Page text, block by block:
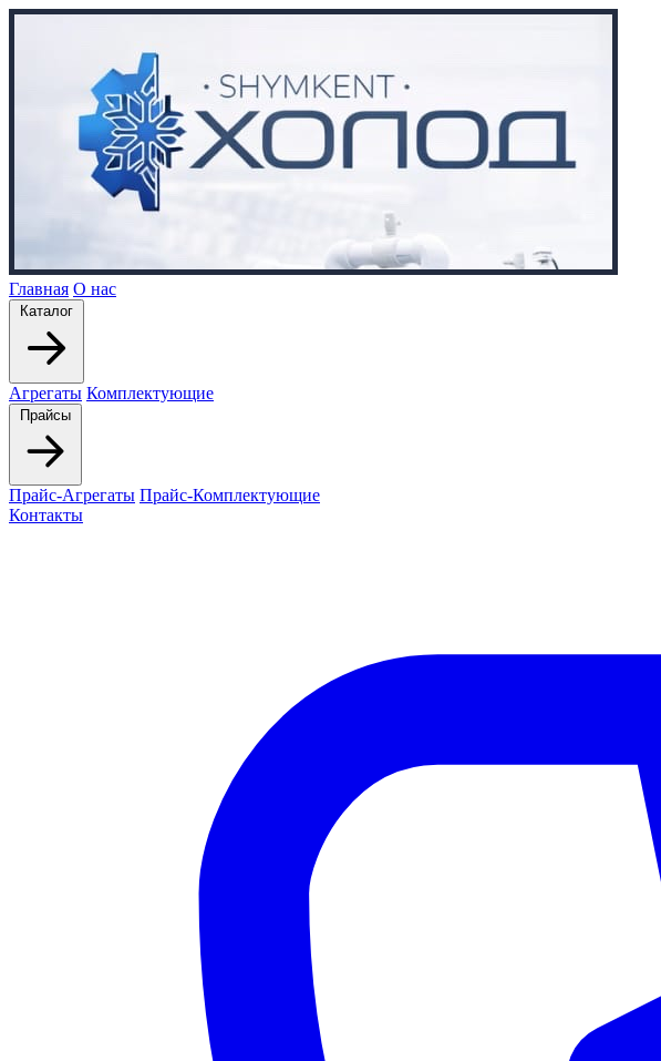
Главная О нас
Каталог
Агрегаты Комплектующие
Прайсы
Прайс-Агрегаты Прайс-Комплектующие
Контакты